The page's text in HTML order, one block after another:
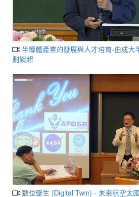
半導體產業的發展與人才培育-由成大半導體學院的願景和規
劃談起
數位孿生 (Digital Twin) - 未來航空太國防系統健康監測的支